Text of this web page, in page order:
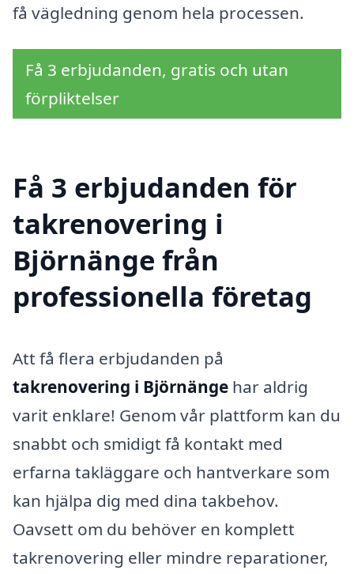
få vägledning genom hela processen.
Få 3 erbjudanden, gratis och utan
förpliktelser
Få 3 erbjudanden för
takrenovering i
Björnänge från
professionella företag
Att få flera erbjudanden på
takrenovering i Björnänge har aldrig
varit enklare! Genom vår plattform kan du
snabbt och smidigt få kontakt med
erfarna takläggare och hantverkare som
kan hjälpa dig med dina takbehov.
Oavsett om du behöver en komplett
takrenovering eller mindre reparationer,